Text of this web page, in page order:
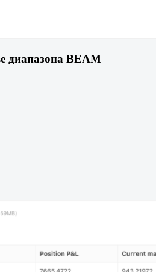
диапазона BEAM